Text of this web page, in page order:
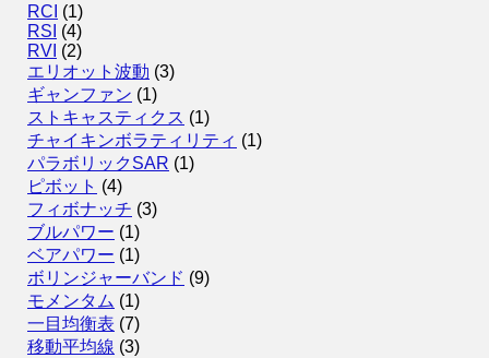
RCI (1)
RSI (4)
RVI (2)
エリオット波動 (3)
ギャンファン (1)
ストキャスティクス (1)
チャイキンボラティリティ (1)
パラボリックSAR (1)
ピボット (4)
フィボナッチ (3)
ブルパワー (1)
ベアパワー (1)
ボリンジャーバンド (9)
モメンタム (1)
一目均衡表 (7)
移動平均線 (3)